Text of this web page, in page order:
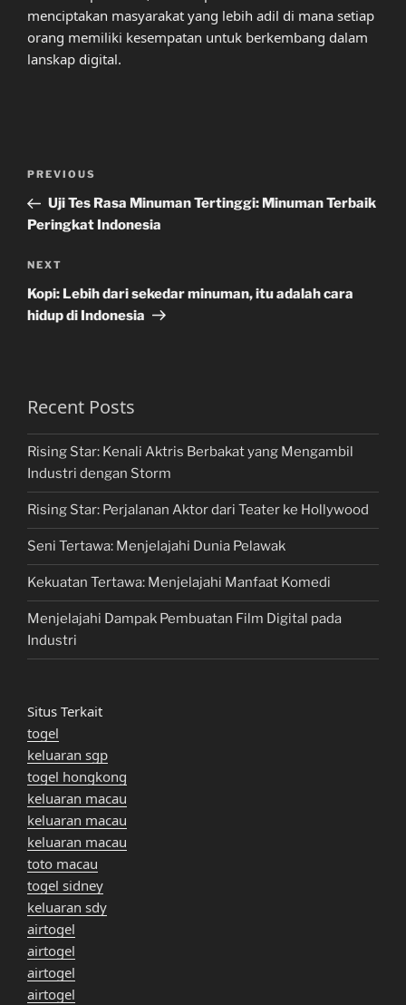
menciptakan masyarakat yang lebih adil di mana setiap
orang memiliki kesempatan untuk berkembang dalam
lanskap digital.
Previous
Post
PREVIOUS
Uji Tes Rasa Minuman Tertinggi: Minuman Terbaik
Peringkat Indonesia
Next
Post
NEXT
Kopi: Lebih dari sekedar minuman, itu adalah cara
hidup di Indonesia
Recent Posts
Rising Star: Kenali Aktris Berbakat yang Mengambil
Industri dengan Storm
Rising Star: Perjalanan Aktor dari Teater ke Hollywood
Seni Tertawa: Menjelajahi Dunia Pelawak
Kekuatan Tertawa: Menjelajahi Manfaat Komedi
Menjelajahi Dampak Pembuatan Film Digital pada
Industri
Situs Terkait
togel
keluaran sgp
togel hongkong
keluaran macau
keluaran macau
keluaran macau
toto macau
togel sidney
keluaran sdy
airtogel
airtogel
airtogel
airtogel